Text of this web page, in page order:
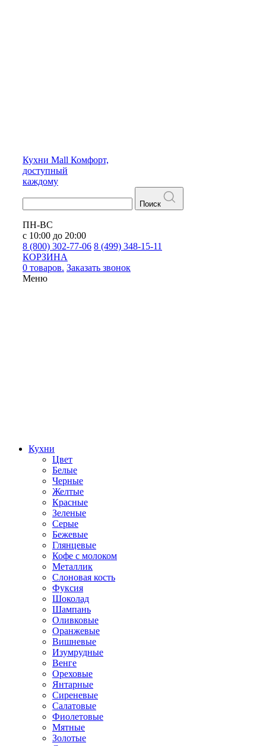
Кухни Mall Комфорт,
доступный
каждому
Поиск
ПН-ВС
с 10:00 до 20:00
8 (800) 302-77-06 8 (499) 348-15-11
КОРЗИНА
0 товаров. Заказать звонок
Меню
Кухни
Цвет
Белые
Черные
Желтые
Красные
Зеленые
Серые
Бежевые
Глянцевые
Кофе с молоком
Металлик
Слоновая кость
Фуксия
Шоколад
Шампань
Оливковые
Оранжевые
Вишневые
Изумрудные
Венге
Ореховые
Янтарные
Сиреневые
Салатовые
Фиолетовые
Мятные
Золотые